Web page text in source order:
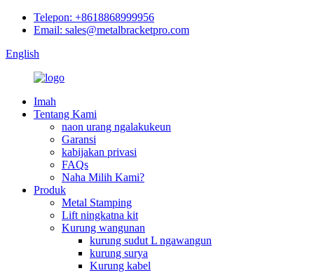
Telepon: +8618868999956
Email: sales@metalbracketpro.com
English
Imah
Tentang Kami
naon urang ngalakukeun
Garansi
kabijakan privasi
FAQs
Naha Milih Kami?
Produk
Metal Stamping
Lift ningkatna kit
Kurung wangunan
kurung sudut L ngawangun
kurung surya
Kurung kabel